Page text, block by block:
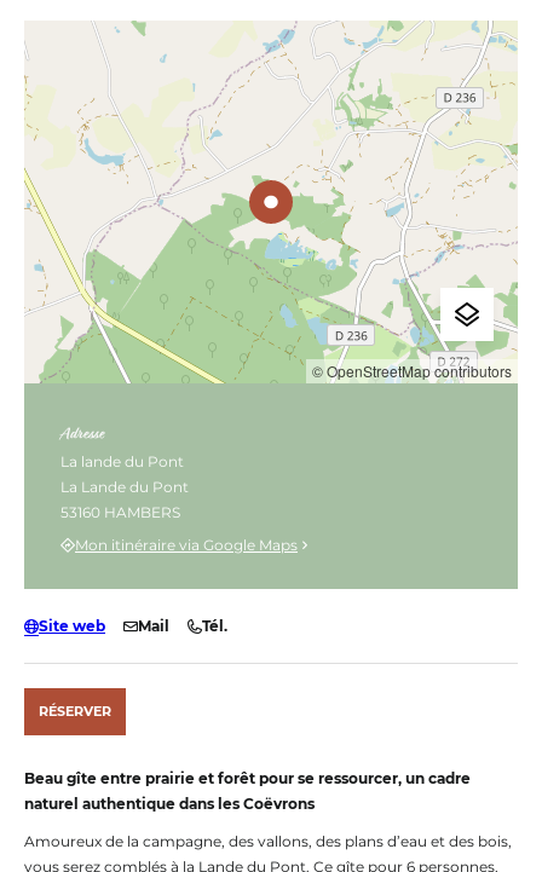
Beau gîte entre prairie et forêt pour se ressourcer, un cadre
naturel authentique dans les Coëvrons
Amoureux de la campagne, des vallons, des plans d’eau et des bois,
vous serez comblés à la Lande du Pont. Ce gîte pour 6 personnes,
© OpenStreetMap contributors
Adresse
La lande du Pont
La Lande du Pont
53160 HAMBERS
Mon itinéraire via Google Maps
Site web Mail Tél.
RÉSERVER